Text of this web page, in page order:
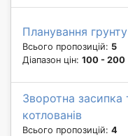
Планування
Всього пропозицій: 5
Діапазон цін: 100 - 200
Зворотна засипка
котлованів
Всього пропозицій: 4